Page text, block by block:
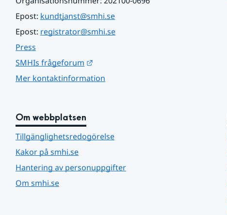
Epost: kundtjanst@smhi.se
Epost: registrator@smhi.se
Press
SMHIs frågeforum
Mer kontaktinformation
Om webbplatsen
Tillgänglighetsredogörelse
Kakor på smhi.se
Hantering av personuppgifter
Om smhi.se